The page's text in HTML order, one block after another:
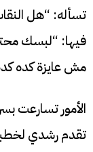
تسأله: “هل
فيها: “لبسك
مش عايزة كده
الأمور تسارعت